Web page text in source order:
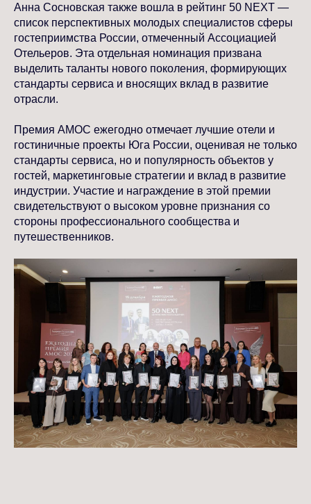
Анна Сосновская также вошла в рейтинг 50 NEXT —
список перспективных молодых специалистов сферы
гостеприимства России, отмеченный Ассоциацией
Отельеров. Эта отдельная номинация призвана
выделить таланты нового поколения, формирующих
стандарты сервиса и вносящих вклад в развитие
отрасли.
Премия АМОС ежегодно отмечает лучшие отели и
гостиничные проекты Юга России, оценивая не только
стандарты сервиса, но и популярность объектов у
гостей, маркетинговые стратегии и вклад в развитие
индустрии. Участие и награждение в этой премии
свидетельствуют о высоком уровне признания со
стороны профессионального сообщества и
путешественников.